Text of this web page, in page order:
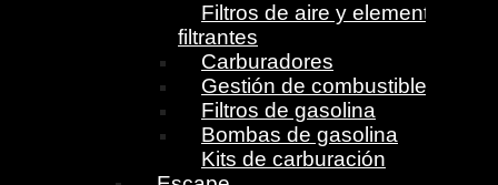
Filtros de aire y elementos
filtrantes
Carburadores
Gestión de combustible
Filtros de gasolina
Bombas de gasolina
Kits de carburación